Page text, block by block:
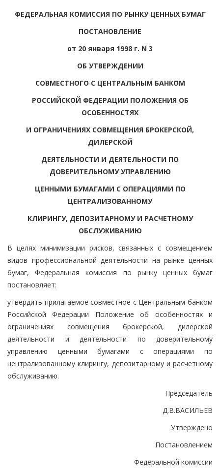
ФЕДЕРАЛЬНАЯ КОМИССИЯ ПО РЫНКУ ЦЕННЫХ БУМАГ
ПОСТАНОВЛЕНИЕ
от 20 января 1998 г. N 3
ОБ УТВЕРЖДЕНИИ
СОВМЕСТНОГО С ЦЕНТРАЛЬНЫМ БАНКОМ
РОССИЙСКОЙ ФЕДЕРАЦИИ ПОЛОЖЕНИЯ ОБ
ОСОБЕННОСТЯХ
И ОГРАНИЧЕНИЯХ СОВМЕЩЕНИЯ БРОКЕРСКОЙ,
ДИЛЕРСКОЙ
ДЕЯТЕЛЬНОСТИ И ДЕЯТЕЛЬНОСТИ ПО
ДОВЕРИТЕЛЬНОМУ УПРАВЛЕНИЮ
ЦЕННЫМИ БУМАГАМИ С ОПЕРАЦИЯМИ ПО
ЦЕНТРАЛИЗОВАННОМУ
КЛИРИНГУ, ДЕПОЗИТАРНОМУ И РАСЧЕТНОМУ
ОБСЛУЖИВАНИЮ
В целях минимизации рисков, связанных с совмещением
видов профессиональной деятельности на рынке ценных
бумаг, Федеральная комиссия по рынку ценных бумаг
постановляет:
утвердить прилагаемое совместное с Центральным банком
Российской Федерации Положение об особенностях и
ограничениях совмещения брокерской, дилерской
деятельности и деятельности по доверительному
управлению ценными бумагами с операциями по
централизованному клирингу, депозитарному и расчетному
обслуживанию.
Председатель
Д.В.ВАСИЛЬЕВ
Утверждено
Постановлением
Федеральной комиссии